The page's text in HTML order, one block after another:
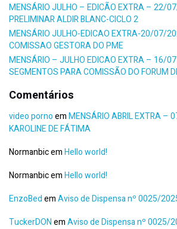
MENSÁRIO JULHO – EDICÃO EXTRA – 22/
PRELIMINAR ALDIR BLANC-CICLO 2
MENSÁRIO JULHO-EDICAO EXTRA-20/07/
COMISSAO GESTORA DO PME
MENSÁRIO – JULHO EDICAO EXTRA – 16/
SEGMENTOS PARA COMISSÃO DO FORUM
Comentários
video pornoemMENSÁRIO ABRIL EXTRA –
KAROLINE DE FÁTIMA
NormanbicemHello world!
NormanbicemHello world!
EnzoBedemAviso de Dispensa nº 0025/
TuckerDONemAviso de Dispensa nº 0025/